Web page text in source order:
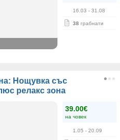
16.03 - 31.08
38 грабнати
Нощувка със
релакс зона
39.00€
на човек
1.05 - 20.09